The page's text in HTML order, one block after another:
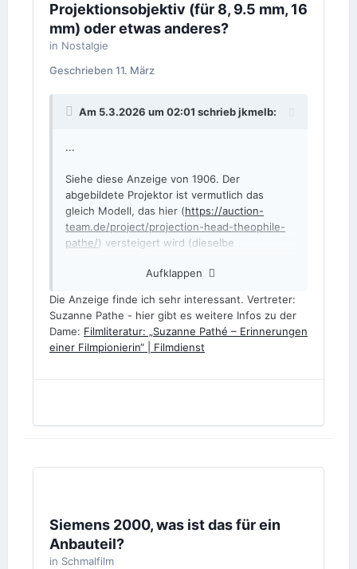
Projektionsobjektiv (für 8, 9.5 mm, 16
mm) oder etwas anderes?
in Nostalgie
Geschrieben 11. März
Am 5.3.2026 um 02:01 schriebjkmelb:
...
Siehe diese Anzeige von 1906. Der
abgebildete Projektor ist vermutlich das
gleich Modell, das hier (https://auction-
team.de/project/projection-head-theophile-
pathe/) versteigert wird (dieselbe
Aufklappen
Die Anzeige finde ich sehr interessant. Vertreter:
Suzanne Pathe - hier gibt es weitere Infos zu der
Dame: Filmliteratur: „Suzanne Pathé – Erinnerungen
einer Filmpionierin“ | Filmdienst
Siemens 2000, was ist das für ein
Anbauteil?
in Schmalfilm